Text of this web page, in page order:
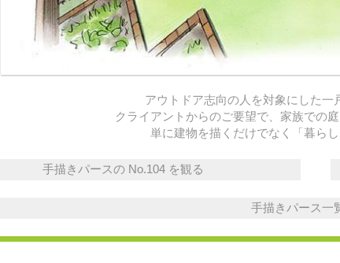
アウトドア志向の人を対象にした一
クライアントからのご要望で、家族での
単に建物を描くだけでなく「暮ら
手描きパースの No.104 を観る
手描きパース一